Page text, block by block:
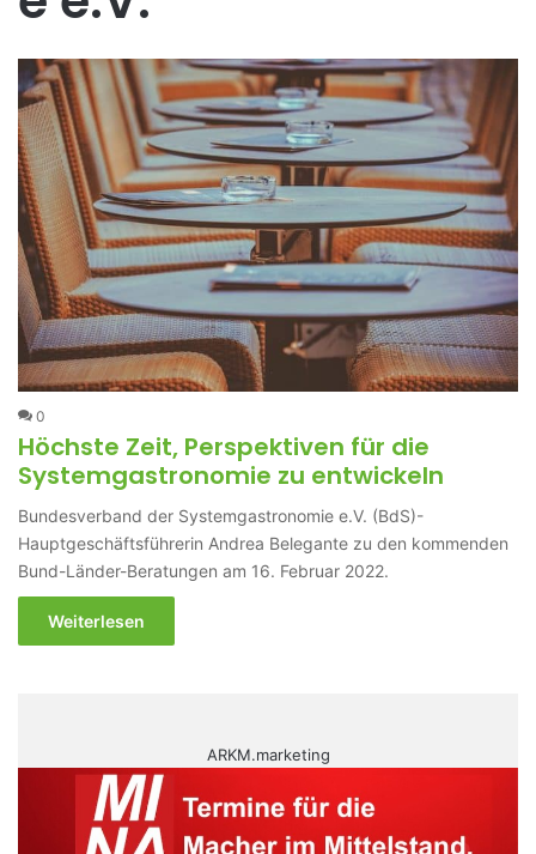
0
Höchste Zeit, Perspektiven für die
Systemgastronomie zu entwickeln
Bundesverband der Systemgastronomie e.V. (BdS)-
Hauptgeschäftsführerin Andrea Belegante zu den kommenden
Bund-Länder-Beratungen am 16. Februar 2022.
Weiterlesen
ARKM.marketing